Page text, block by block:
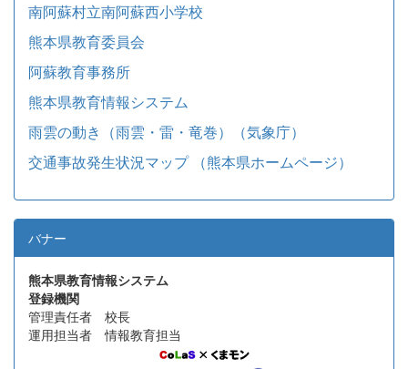
南阿蘇村立南阿蘇西小学校
熊本県教育委員会
阿蘇教育事務所
熊本県教育情報システム
雨雲の動き（雨雲・雷・竜巻）（気象庁）
交通事故発生状況マップ （熊本県ホームページ）
バナー
熊本県教育情報システム
登録機関
管理責任者 校長
運用担当者 情報教育担当